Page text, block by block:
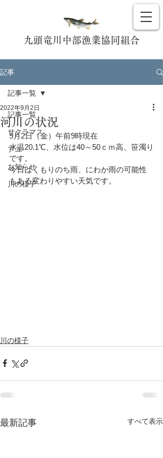
九頭竜川中部漁業協同組合
記事
記事一覧
サクラマス
アユ
お知らせ
川の様子
記事一覧
河川の状況
2022年9月2日
9月2日（金）午前9時現在
水温20.1℃、水位は40～50ｃｍ高、笹濁り
です。
今日はくもりのち雨、にわか雨の可能性
もある変わりやすい天気です。
川の様子
最新記事 すべて表示